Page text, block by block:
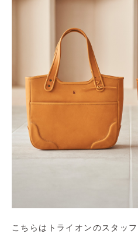
こちらはトライオンのスタッ